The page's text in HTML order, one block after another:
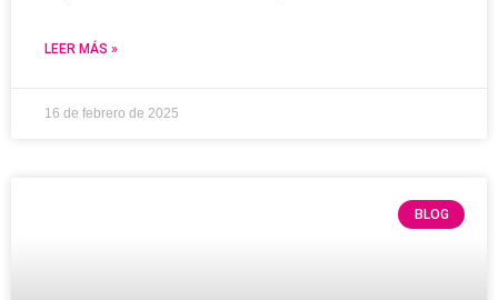
LEER MÁS »
16 de febrero de 2025
BLOG